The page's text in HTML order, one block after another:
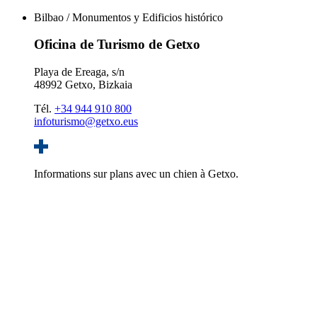
Bilbao / Monumentos y Edificios histórico
Oficina de Turismo de Getxo
Playa de Ereaga, s/n
48992 Getxo, Bizkaia
Tél. +34 944 910 800
infoturismo@getxo.eus
Informations sur plans avec un chien à Getxo.